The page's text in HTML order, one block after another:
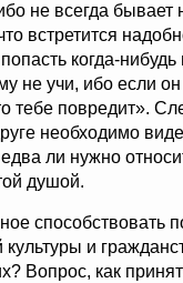
не всегда
встретится
когда-нибудь
не учи, ибо если он
тебе повредит».
необходимо
ли нужно
душой.
способствовать
культуры и
Вопрос, как